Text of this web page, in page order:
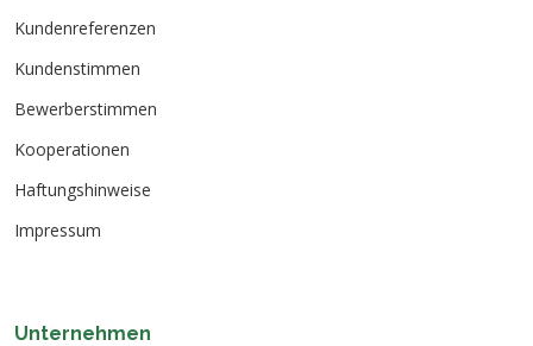
Kundenreferenzen
Kundenstimmen
Bewerberstimmen
Kooperationen
Haftungshinweise
Impressum
Unternehmen